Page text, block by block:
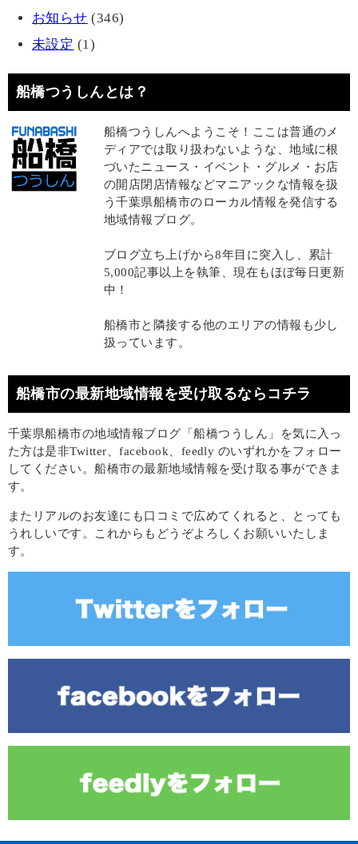
お知らせ (346)
未設定 (1)
船橋つうしんとは？
船橋つうしんへようこそ！ここは普通のメ
ディアでは取り扱わないような、地域に根
づいたニュース・イベント・グルメ・お店
の開店閉店情報などマニアックな情報を扱
う千葉県船橋市のローカル情報を発信する
地域情報ブログ。
ブログ立ち上げから8年目に突入し、累計
5,000記事以上を執筆、現在もほぼ毎日更新
中！
船橋市と隣接する他のエリアの情報も少し
扱っています。
船橋市の最新地域情報を受け取るならコチラ
千葉県船橋市の地域情報ブログ「船橋つうしん」を気に入っ
た方は是非Twitter、facebook、feedly のいずれかをフォロー
してください。船橋市の最新地域情報を受け取る事ができま
す。
またリアルのお友達にも口コミで広めてくれると、とっても
うれしいです。これからもどうぞよろしくお願いいたしま
す。